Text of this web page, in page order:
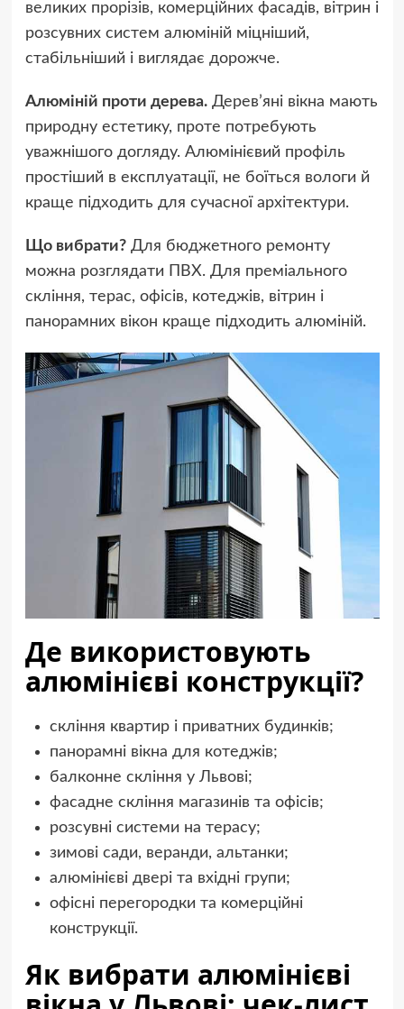
великих прорізів, комерційних фасадів, вітрин і
розсувних систем алюміній міцніший,
стабільніший і виглядає дорожче.
Алюміній проти дерева.Дерев’яні вікна мають
природну естетику, проте потребують
уважнішого догляду. Алюмінієвий профіль
простіший в експлуатації, не боїться вологи й
краще підходить для сучасної архітектури.
Що вибрати?Для бюджетного ремонту
можна розглядати ПВХ. Для преміального
скління, терас, офісів, котеджів, вітрин і
панорамних вікон краще підходить алюміній.
Де використовують
алюмінієві конструкції?
скління квартир і приватних будинків;
панорамні вікна для котеджів;
балконне скління у Львові;
фасадне скління магазинів та офісів;
розсувні системи на терасу;
зимові сади, веранди, альтанки;
алюмінієві двері та вхідні групи;
офісні перегородки та комерційні
конструкції.
Як вибрати алюмінієві